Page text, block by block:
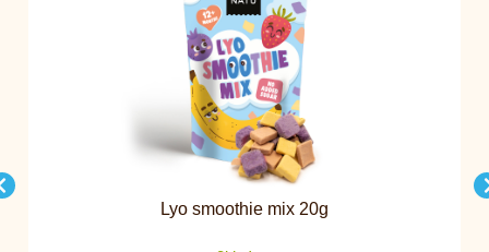
Lyo smoothie mix 20g